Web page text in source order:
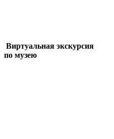
Виртуальная экскурсия
по музею